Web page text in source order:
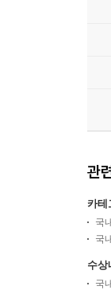
관
카테
국
국
수상
국